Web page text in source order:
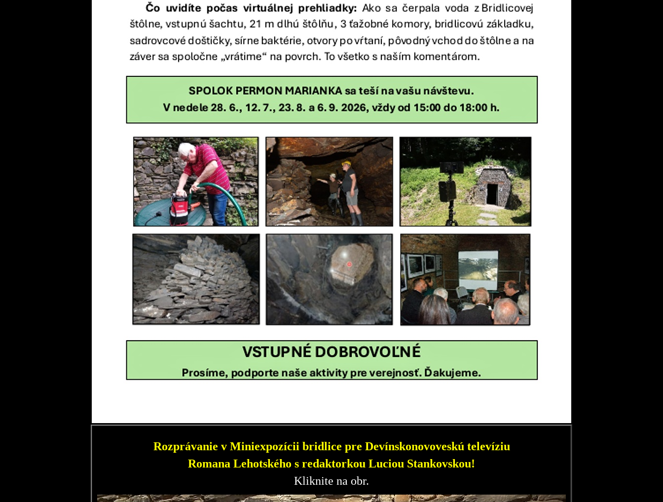
Rozprávanie v Miniexpozícii bridlice pre Devínskonovoveskú televíziu
Romana Lehotského s redaktorkou Luciou Stankovskou!
Kliknite na obr.